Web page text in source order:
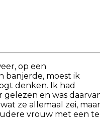
op een
banjerde, moest ik
denken. Ik had
en was
ze allemaal zei, maar
vrouw met een te